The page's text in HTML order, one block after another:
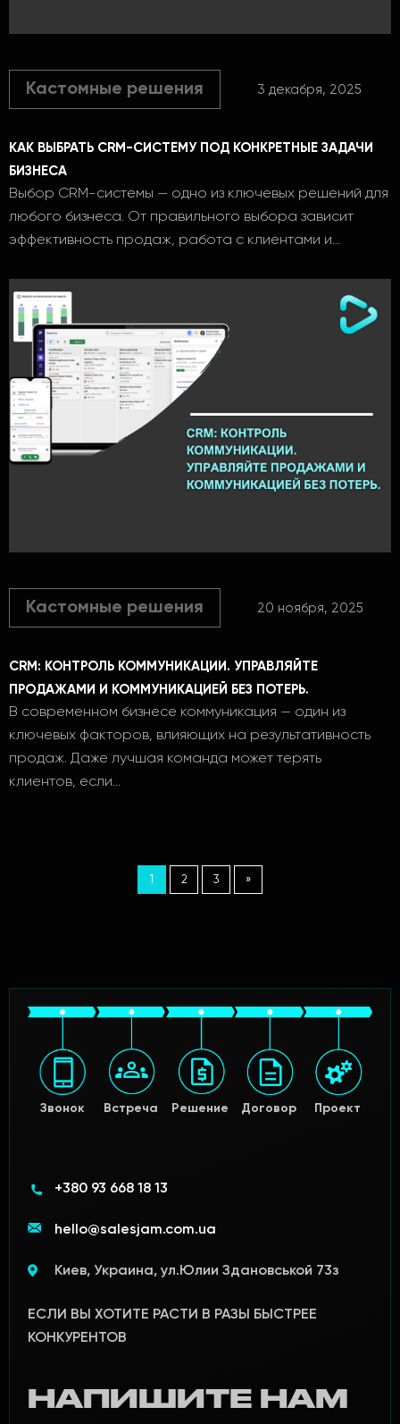
Кастомные решения 3 декабря, 2025
КАК ВЫБРАТЬ CRM-СИСТЕМУ ПОД КОНКРЕТНЫЕ ЗАДАЧИ
БИЗНЕСА
Выбор CRM-системы — одно из ключевых решений для
любого бизнеса. От правильного выбора зависит
эффективность продаж, работа с клиентами и…
Кастомные решения 20 ноября, 2025
CRM: КОНТРОЛЬ КОММУНИКАЦИИ. УПРАВЛЯЙТЕ
ПРОДАЖАМИ И КОММУНИКАЦИЕЙ БЕЗ ПОТЕРЬ.
В современном бизнесе коммуникация — один из
ключевых факторов, влияющих на результативность
продаж. Даже лучшая команда может терять
клиентов, если…
2 3 »
Звонок Встреча Решение Договор Проект
+380 93 668 18 13
hello@salesjam.com.ua
Киев, Украина, ул.Юлии Здановськой 73з
ЕСЛИ ВЫ ХОТИТЕ РАСТИ В РАЗЫ БЫСТРЕЕ
КОНКУРЕНТОВ
НАПИШИТЕ НАМ